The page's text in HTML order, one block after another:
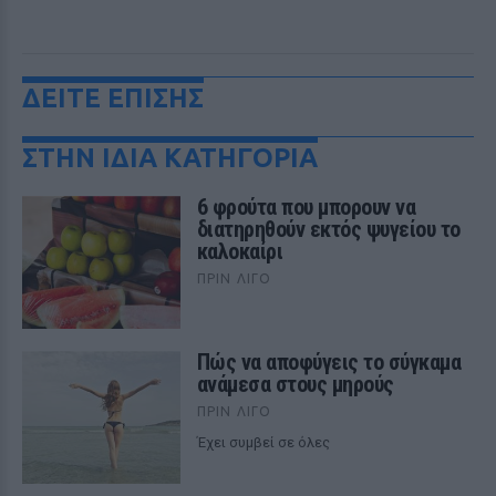
ΔΕΙΤΕ ΕΠΙΣΗΣ
ΣΤΗΝ ΙΔΙΑ ΚΑΤΗΓΟΡΙΑ
6 φρούτα που μπορουν να
διατηρηθούν εκτός ψυγείου το
καλοκαίρι
ΠΡΙΝ ΛΊΓΟ
Πώς να αποφύγεις το σύγκαμα
ανάμεσα στους μηρούς
ΠΡΙΝ ΛΊΓΟ
Έχει συμβεί σε όλες